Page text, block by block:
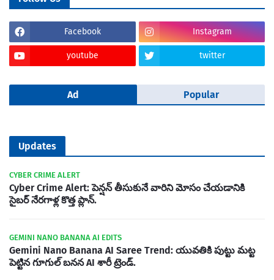
Facebook Instagram
youtube twitter
Ad Popular
Updates
CYBER CRIME ALERT
Cyber Crime Alert: పెన్షన్ తీసుకునే వారిని మోసం చేయడానికి
సైబర్ నేరగాళ్ల కొత్త ప్లాన్.
GEMINI NANO BANANA AI EDITS
Gemini Nano Banana AI Saree Trend: యువతికి పుట్టు మట్ట
పెట్టిన గూగుల్ బనన AI శారీ ట్రెండ్.